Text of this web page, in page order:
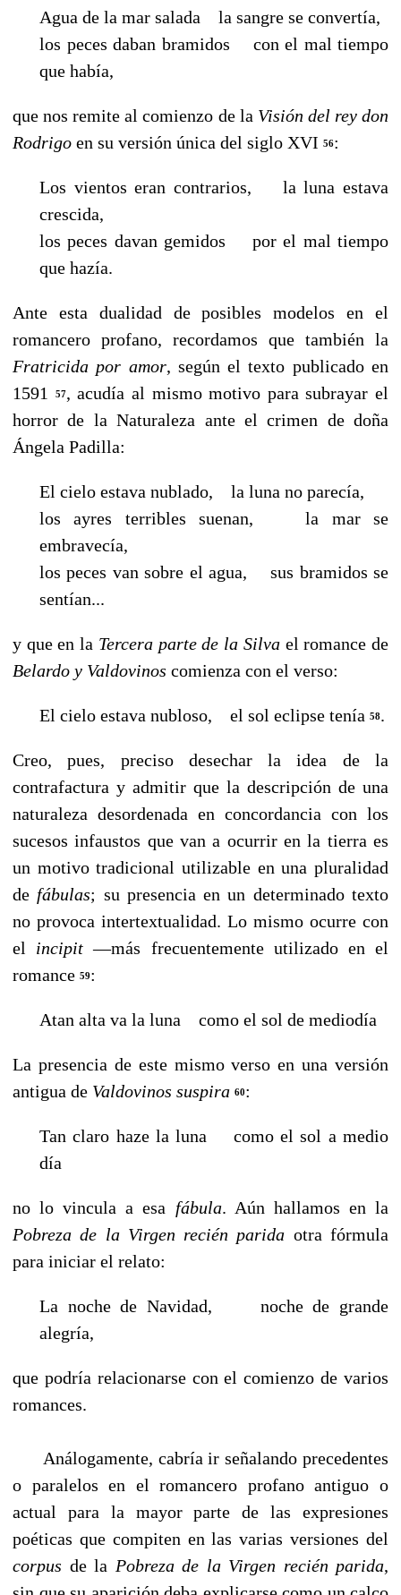
Agua de la mar salada la sangre se convertía,
los peces daban bramidos con el mal tiempo
que había,
que nos remite al comienzo de la Visión del rey don
Rodrigo en su versión única del siglo XVI 56:
Los vientos eran contrarios, la luna estava
crescida,
los peces davan gemidos por el mal tiempo
que hazía.
Ante esta dualidad de posibles modelos en el
romancero profano, recordamos que también la
Fratricida por amor, según el texto publicado en
1591
57, acudía al mismo motivo para subrayar el
horror de la Naturaleza ante el crimen de doña
Ángela Padilla:
El cielo estava nublado, la luna no parecía,
los ayres terribles suenan, la mar se
embravecía,
los peces van sobre el agua, sus bramidos se
sentían...
y que en la Tercera parte de la Silvael romance de
Belardo y Valdovinos comienza con el verso:
El cielo estava nubloso, el sol eclipse tenía 58.
Creo, pues, preciso desechar la idea de la
contrafactura y admitir que la descripción de una
naturaleza desordenada en concordancia con los
sucesos infaustos que van a ocurrir en la tierra es
un motivo tradicional utilizable en una pluralidad
de fábulas; su presencia en un determinado texto
no provoca intertextualidad. Lo mismo ocurre con
el incipit —más frecuentemente utilizado en el
romance 59:
Atan alta va la luna como el sol de mediodía
La presencia de este mismo verso en una versión
antigua de Valdovinos suspira 60:
Tan claro haze la luna como el sol a medio
día
no lo vincula a esa fábula. Aún hallamos en la
Pobreza de la Virgen recién parida otra fórmula
para iniciar el relato:
La noche de Navidad, noche de grande
alegría,
que podría relacionarse con el comienzo de varios
romances.
Análogamente, cabría ir señalando precedentes
o paralelos en el romancero profano antiguo o
actual para la mayor parte de las expresiones
poéticas que compiten en las varias versiones del
corpus de la Pobreza de la Virgen recién parida,